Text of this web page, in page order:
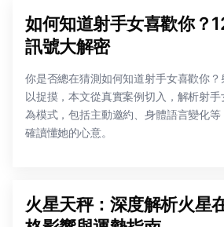
如何知道射手女喜歡你？
訊號大解密
你是否總在猜測如何知道射手女喜歡你
以捉摸，本文從真實案例切入，解析射
為模式，包括主動邀約、身體語言變化
確讀懂她的心意。
火星天秤：深度解析火星